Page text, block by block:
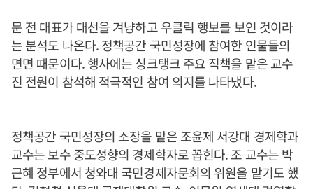
문 전 대표가 대선을 겨냥하고 우클릭 행보를 보인 것이라
는 분석도 나온다. 정책공간 국민성장에 참여한 인물들의
면면 때문이다. 행사에는 싱크탱크 주요 직책을 맡은 교수
진 전원이 참석해 적극적인 참여 의지를 나타냈다.
정책공간 국민성장의 소장을 맡은 조윤제 서강대 경제학과
교수는 보수 중도성향의 경제학자로 꼽힌다. 조 교수는 박
근혜 정부에서 청와대 국민경제자문회의 위원을 맡기도 했